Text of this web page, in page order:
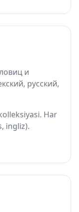
и
русский,
Har
ingliz).